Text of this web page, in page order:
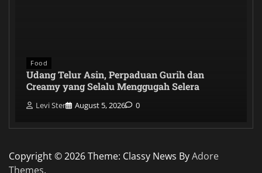
Food
Udang Telur Asin, Perpaduan Gurih dan
Creamy yang Selalu Menggugah Selera
Levi Ster August 5, 2026 0
Copyright © 2026Theme: Classy News ByAdore
Themes.